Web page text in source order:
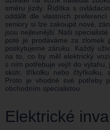
směru jízdy. Řídítka s
oddálit dle vlastních
seniory si lze zakoupit nové,
jsou nejlevnější. Naši
poté je prodáváme za zlomek
poskytujeme záruku. Každý
na to, co by měl elektrický
s ním potřebuje vejít do výtahu,
skútr, tříkolku nebo čtyřkolku,
Proto je vhodné své potřeby
obchodním specialistou.
Elektrické